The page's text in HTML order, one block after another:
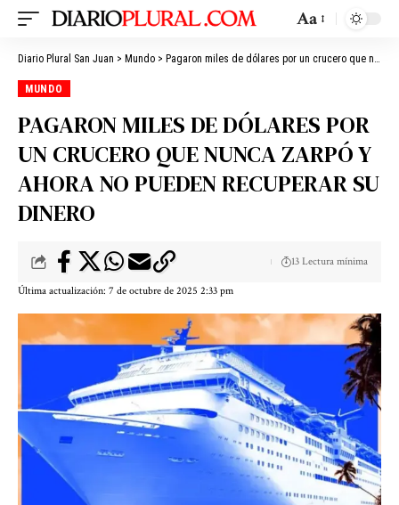
Aa
Diario Plural San Juan > Mundo > Pagaron miles de dólares por un crucero que nunca zarpó y ahora no pueden recuperar su dinero
MUNDO
PAGARON MILES DE DÓLARES POR
UN CRUCERO QUE NUNCA ZARPÓ Y
AHORA NO PUEDEN RECUPERAR SU
DINERO
Última actualización: 7 de octubre de 2025 2:33 pm
13 Lectura mínima